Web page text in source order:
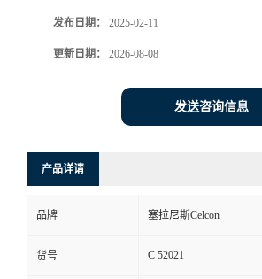
发布日期： 2025-02-11
更新日期： 2026-08-08
发送咨询信息
产品详请
品牌 塞拉尼斯Celcon
货号 C 52021